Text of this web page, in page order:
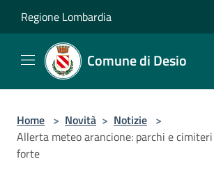
Regione Lombardia
Comune di Desio
Home > Novità > Notizie >
Allerta meteo arancione: parchi e
forte